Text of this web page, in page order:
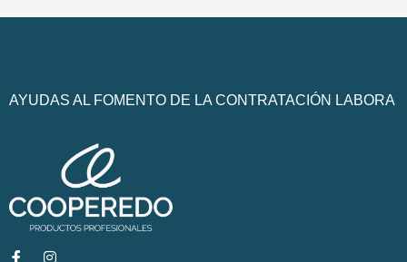
AYUDAS AL FOMENTO DE LA CONTRATACIÓN LABORA